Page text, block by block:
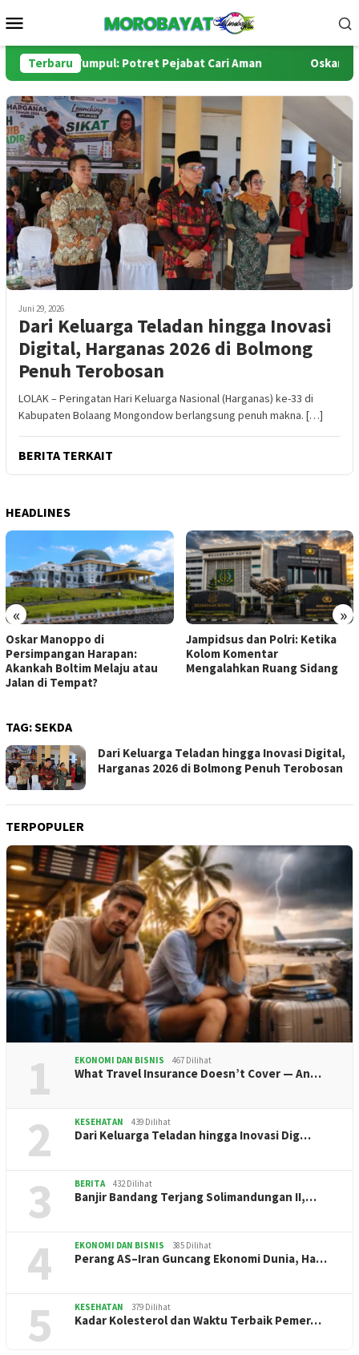
ke
Mobile
Terbaru
Ide Tumpul: Potret Pejabat Cari Aman Oskar
Juni 29, 2026
Dari Keluarga Teladan hingga Inovasi
Digital, Harganas 2026 di Bolmong
Penuh Terobosan
LOLAK – Peringatan Hari Keluarga Nasional (Harganas) ke-33 di
Kabupaten Bolaang Mongondow berlangsung penuh makna. […]
BERITA TERKAIT
HEADLINES
« »
Oskar Manoppo di
Persimpangan Harapan:
Akankah Boltim Melaju atau
Jalan di Tempat?
Jampidsus dan Polri: Ketika
Kolom Komentar
Mengalahkan Ruang Sidang
TAG:SEKDA
Dari Keluarga Teladan hingga Inovasi Digital,
Harganas 2026 di Bolmong Penuh Terobosan
TERPOPULER
1 EKONOMI DAN BISNIS 467 Dilihat
What Travel Insurance Doesn’t Cover — An…
2 KESEHATAN 439 Dilihat
Dari Keluarga Teladan hingga Inovasi Dig…
3 BERITA 432 Dilihat
Banjir Bandang Terjang Solimandungan II,…
4 EKONOMI DAN BISNIS 385 Dilihat
Perang AS–Iran Guncang Ekonomi Dunia, Ha…
5 KESEHATAN 379 Dilihat
Kadar Kolesterol dan Waktu Terbaik Pemer…